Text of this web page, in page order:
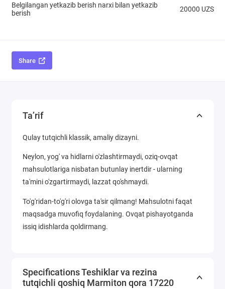
Belgilangan yetkazib berish narxi bilan yetkazib
berish
20000 UZS
Share
Ta’rif
Qulay tutqichli klassik, amaliy dizayni.
Neylon, yog' va hidlarni o'zlashtirmaydi, oziq-ovqat
mahsulotlariga nisbatan butunlay inertdir - ularning
ta'mini o'zgartirmaydi, lazzat qo'shmaydi.
To'g'ridan-to'g'ri olovga ta'sir qilmang! Mahsulotni faqat
maqsadga muvofiq foydalaning. Ovqat pishayotganda
issiq idishlarda qoldirmang.
Specifications Teshiklar va rezina
tutqichli qoshiq Marmiton qora 17220